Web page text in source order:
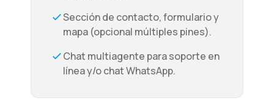
Sección de contacto, formulario y
mapa (opcional múltiples pines).
Chat multiagente para soporte en
línea y/o chat WhatsApp.